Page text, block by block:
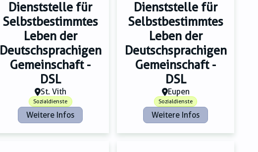
Dienststelle für
Selbstbestimmtes
Leben der
Deutschsprachigen
Gemeinschaft -
DSL
St. Vith
Sozialdienste
Weitere Infos
Dienststelle für
Selbstbestimmtes
Leben der
Deutschsprachigen
Gemeinschaft -
DSL
Eupen
Sozialdienste
Weitere Infos